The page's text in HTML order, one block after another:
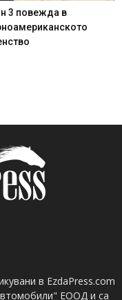
3 повежда в
в EzdaPress.com
ЕООД и са